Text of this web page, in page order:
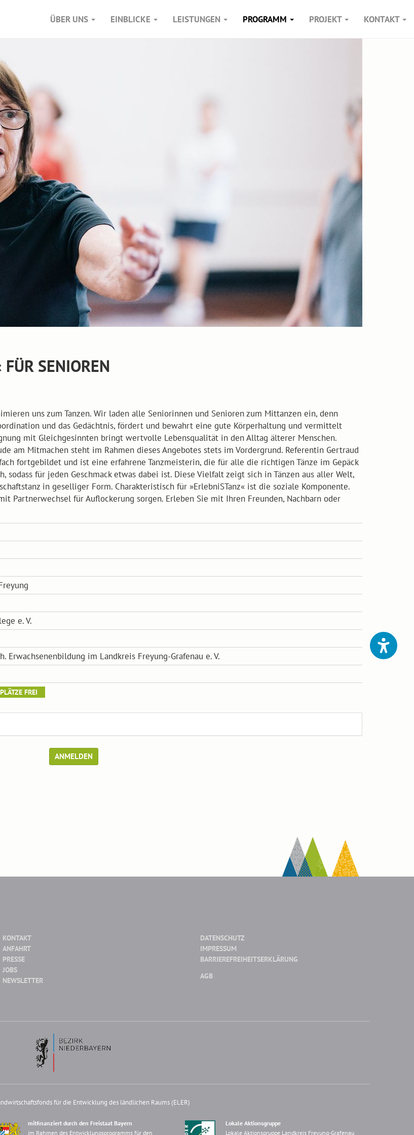
ÜBER UNS EINBLICKE LEISTUNGEN PROGRAMM PROJEKT KONTAKT
SENIOREN
uns zum Tanzen. Wir laden alle Seniorinnen und Senioren zum Mittanzen ein, denn
und das Gedächtnis, fördert und bewahrt eine gute Körperhaltung und vermittelt
mit Gleichgesinnten bringt wertvolle Lebensqualität in den Alltag älterer Menschen.
am Mitmachen steht im Rahmen dieses Angebotes stets im Vordergrund. Referentin Gertraud
fortgebildet und ist eine erfahrene Tanzmeisterin, die für alle die richtigen Tänze im Gepäck
sodass für jeden Geschmack etwas dabei ist. Diese Vielfalt zeigt sich in Tänzen aus aller Welt,
in geselliger Form. Charakteristisch für »ErlebniSTanz« ist die soziale Komponente.
Partnerwechsel für Auflockerung sorgen. Erleben Sie mit Ihren Freunden, Nachbarn oder
e. V.
Erwachsenenbildung im Landkreis Freyung-Grafenau e. V.
FREI
ANMELDEN
KONTAKT
ANFAHRT
PRESSE
JOBS
NEWSLETTER
DATENSCHUTZ
IMPRESSUM
BARRIEREFREIHEITSERKLÄRUNG
AGB
für die Entwicklung des ländlichen Raums (ELER)
mitfinanziert durch den Freistaat Bayern
im Rahmen des Entwicklungsprogramms für den
Lokale Aktionsgruppe
Lokale Aktionsgruppe Landkreis Freyung-Grafenau